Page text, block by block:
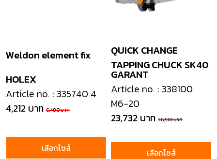
HOLEX
Weldon element fix
Article no. : 335740 4
4,212 บาท 6,480 บาท
เลือกไซส์
GARANT
QUICK CHANGE
TAPPING CHUCK SK40
Article no. : 338100
M6-20
23,732 บาท 36,510 บาท
เลือกไซส์